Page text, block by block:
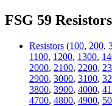
FSG 59
Resistors (100, 200,
1100, 1200, 1300,
2000, 2100, 2200,
2900, 3000, 3100,
3800, 3900, 4000,
4700, 4800, 4900,